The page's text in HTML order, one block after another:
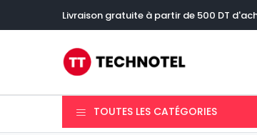
Livraison gratuite à partir de 500 DT
TOUTES LES CATÉGORIES